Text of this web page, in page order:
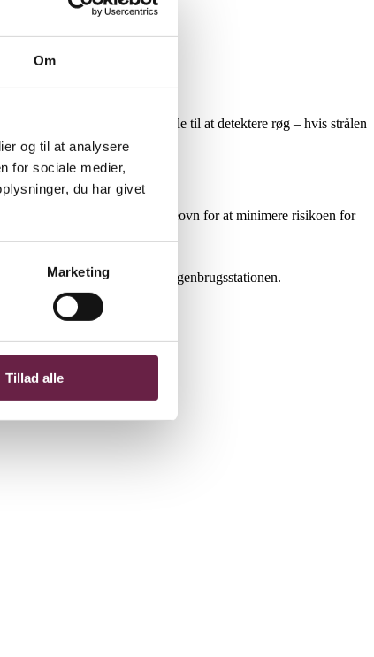
Om
og til at analysere
for sociale medier,
du har givet
Marketing
Tillad alle
konstant pulserende lysstråle til at detektere røg – hvis strålen
uden batteriskift.
stil.
badeværelse eller brændeovn for at minimere risikoen for
under loftet.
som batteriaffald på genbrugsstationen.